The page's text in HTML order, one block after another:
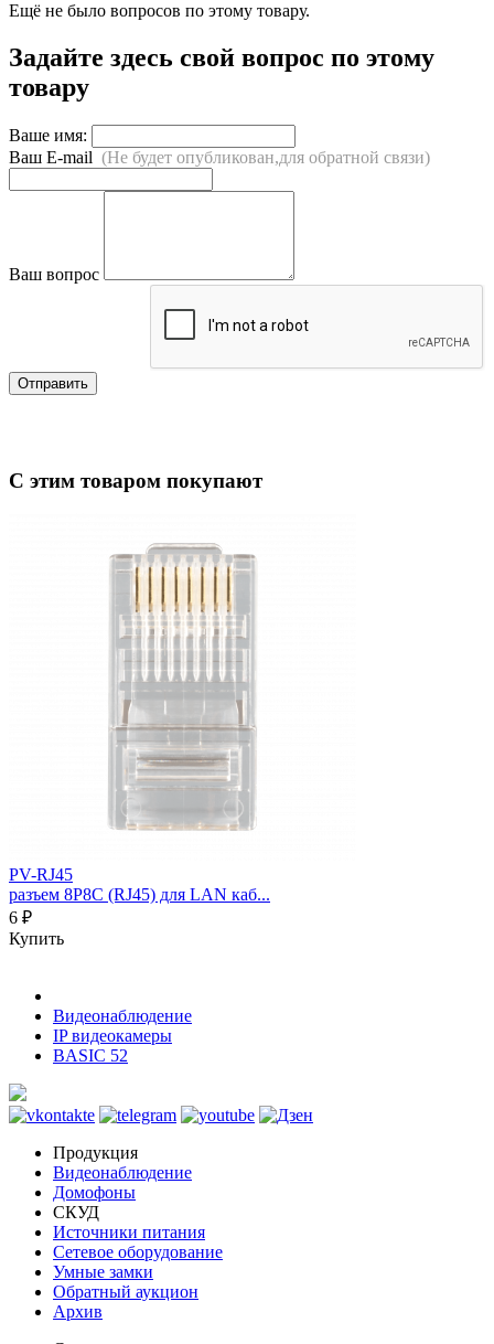
Ещё не было вопросов по этому товару.
Задайте здесь свой вопрос по этому
товару
Ваше имя:
Ваш E-mail (Не будет опубликован,для обратной связи)
Ваш вопрос
Отправить
С этим товаром покупают
PV-RJ45
разъем 8P8C (RJ45) для LAN каб...
6 ₽
Купить
Видеонаблюдение
IP видеокамеры
BASIC 52
Продукция
Видеонаблюдение
Домофоны
СКУД
Источники питания
Сетевое оборудование
Умные замки
Обратный аукцион
Архив